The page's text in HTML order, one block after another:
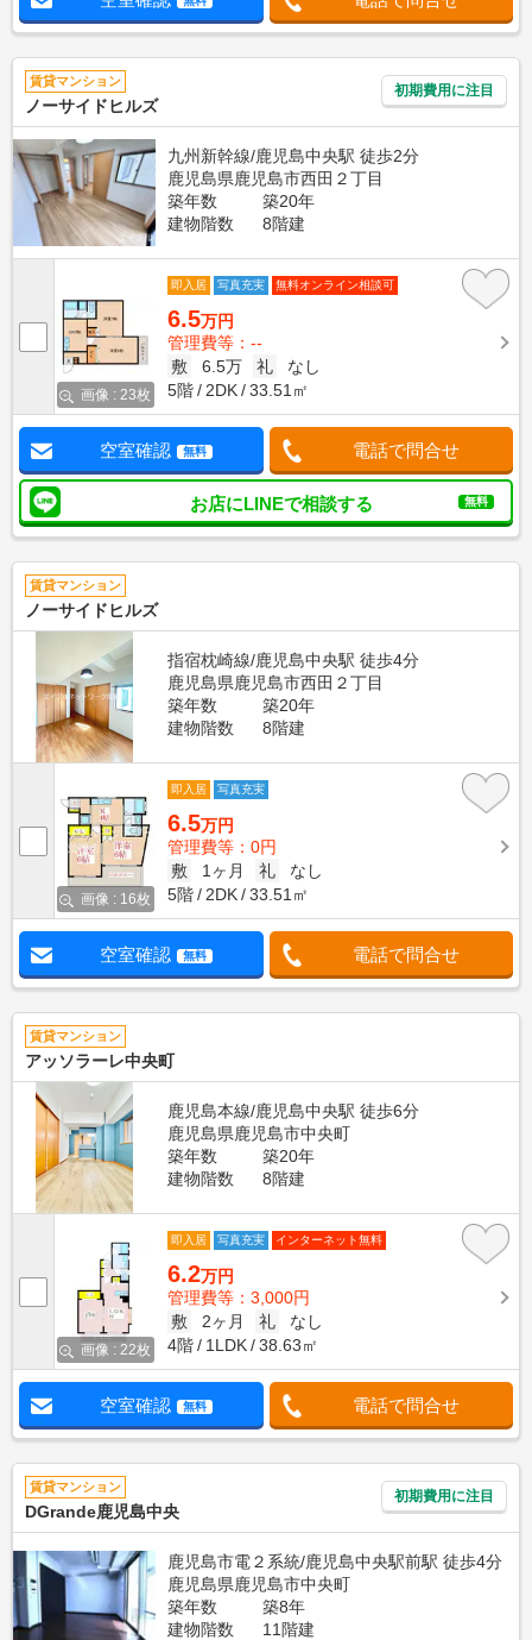
賃貸マンション
ノーサイドヒルズ
初期費用に注目
九州新幹線/鹿児島中央駅 徒歩2分
鹿児島県鹿児島市西田２丁目
築年数
築20年
建物階数
8階建
画像 : 23枚
即入居 写真充実 無料オンライン相談可
6.5万円
管理費等：--
敷
6.5万 礼
なし
5階
2DK 33.51㎡
空室確認 無料 電話で問合せ
お店にLINEで相談する 無料
賃貸マンション
ノーサイドヒルズ
指宿枕崎線/鹿児島中央駅 徒歩4分
鹿児島県鹿児島市西田２丁目
築年数
築20年
建物階数
8階建
画像 : 16枚
即入居 写真充実
6.5万円
管理費等：0円
敷
1ヶ月 礼
なし
5階
2DK 33.51㎡
空室確認 無料 電話で問合せ
賃貸マンション
アッソラーレ中央町
鹿児島本線/鹿児島中央駅 徒歩6分
鹿児島県鹿児島市中央町
築年数
築20年
建物階数
8階建
画像 : 22枚
即入居 写真充実 インターネット無料
6.2万円
管理費等：3,000円
敷
2ヶ月 礼
なし
4階
1LDK 38.63㎡
空室確認 無料 電話で問合せ
賃貸マンション
DGrande鹿児島中央
初期費用に注目
鹿児島市電２系統/鹿児島中央駅前駅 徒歩4分
鹿児島県鹿児島市中央町
築年数
築8年
建物階数
11階建